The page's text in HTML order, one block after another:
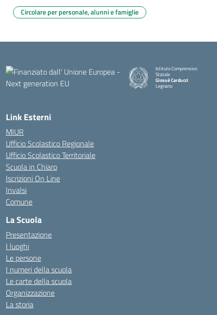
Circolare per personale, alunni e famiglie
Istituto Comprensivo
Statale
Giosuè Carducci
Legnano
Link Esterni
MIUR
Ufficio Scolastico Regionale
Ufficio Scolastico Territoriale
Scuola in Chiaro
Iscrizioni On Line
Invalsi
Comune
La Scuola
Presentazione
I luoghi
Le persone
I numeri della scuola
Le carte della scuola
Organizzazione
La storia